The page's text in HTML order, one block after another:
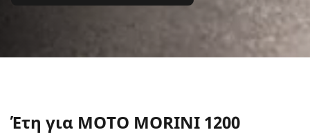
Έτη για MOTO MORINI 1200